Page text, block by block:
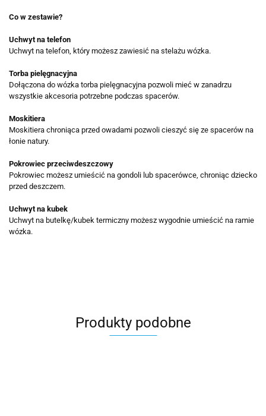
Co w zestawie?
Uchwyt na telefon
Uchwyt na telefon, który możesz zawiesić na stelażu wózka.
Torba pielęgnacyjna
Dołączona do wózka torba pielęgnacyjna pozwoli mieć w zanadrzu
wszystkie akcesoria potrzebne podczas spacerów.
Moskitiera
Moskitiera chroniąca przed owadami pozwoli cieszyć się ze spacerów na
łonie natury.
Pokrowiec przeciwdeszczowy
Pokrowiec możesz umieścić na gondoli lub spacerówce, chroniąc dziecko
przed deszczem.
Uchwyt na kubek
Uchwyt na butelkę/kubek termiczny możesz wygodnie umieścić na ramie
wózka.
Produkty podobne